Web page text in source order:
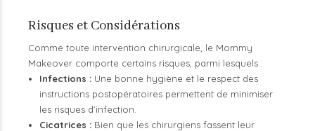
Risques et Considérations
Comme toute intervention chirurgicale, le Mommy
Makeover comporte certains risques, parmi lesquels :
Infections :Une bonne hygiène et le respect des
instructions postopératoires permettent de minimiser
les risques d’infection.
Cicatrices :Bien que les chirurgiens fassent leur